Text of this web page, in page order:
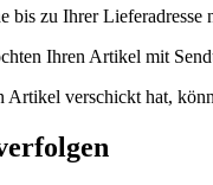
bis zu Ihrer
Ihren Artikel mit
Artikel verschickt hat,